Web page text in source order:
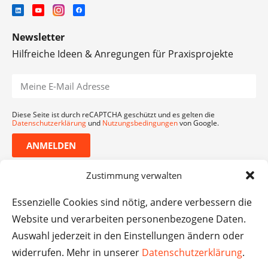
Zustimmung verwalten
Essenzielle Cookies sind nötig, andere verbessern die
Website und verarbeiten personenbezogene Daten.
Auswahl jederzeit in den Einstellungen ändern oder
widerrufen. Mehr in unserer Datenschutzerklärung.
Newsletter
Hilfreiche Ideen & Anregungen für Praxisprojekte
Diese Seite ist durch reCAPTCHA geschützt und es gelten die
Datenschutzerklärung und Nutzungsbedingungenvon Google.
ANMELDEN